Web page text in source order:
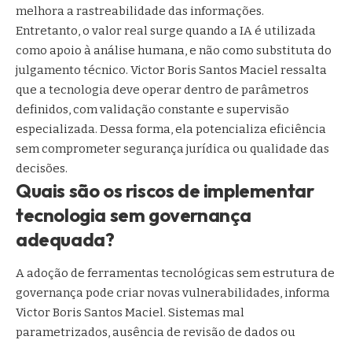
melhora a rastreabilidade das informações.
Entretanto, o valor real surge quando a IA é utilizada
como apoio à análise humana, e não como substituta do
julgamento técnico. Victor Boris Santos Maciel ressalta
que a tecnologia deve operar dentro de parâmetros
definidos, com validação constante e supervisão
especializada. Dessa forma, ela potencializa eficiência
sem comprometer segurança jurídica ou qualidade das
decisões.
Quais são os riscos de implementar
tecnologia sem governança
adequada?
A adoção de ferramentas tecnológicas sem estrutura de
governança pode criar novas vulnerabilidades, informa
Victor Boris Santos Maciel. Sistemas mal
parametrizados, ausência de revisão de dados ou